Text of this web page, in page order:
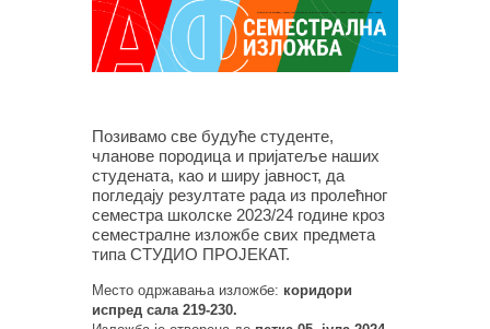
Позивамо све будуће студенте,
чланове породица и пријатеље наших
студената, као и ширу јавност, да
погледају резултате рада из пролећног
семестра школске 2023/24 године кроз
семестралне изложбе свих предмета
типа СТУДИО ПРОЈЕКАТ.
Место одржавања изложбе: коридори
испред сала 219-230.